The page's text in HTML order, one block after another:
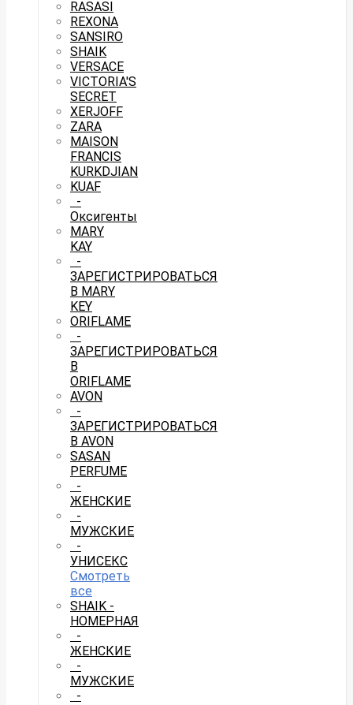
RASASI
REXONA
SANSIRO
SHAIK
VERSACE
VICTORIA'S
SECRET
XERJOFF
ZARA
MAISON
FRANCIS
KURKDJIAN
KUAF
-
Оксигенты
MARY
KAY
-
ЗАРЕГИСТРИРОВАТЬСЯ
В MARY
KEY
ORIFLAME
-
ЗАРЕГИСТРИРОВАТЬСЯ
В
ORIFLAME
AVON
-
ЗАРЕГИСТРИРОВАТЬСЯ
В AVON
SASAN
PERFUME
-
ЖЕНСКИЕ
-
МУЖСКИЕ
-
УНИСЕКС
Смотреть
все
SHAIK -
НОМЕРНАЯ
-
ЖЕНСКИЕ
-
МУЖСКИЕ
-